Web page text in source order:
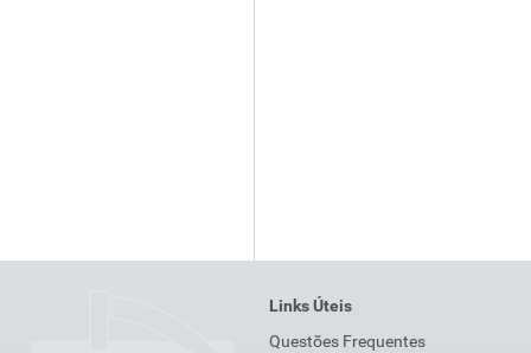
Links Úteis
Questões Frequentes